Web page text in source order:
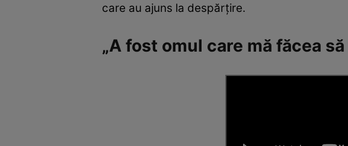
care au ajuns la despărțire.
„A fost omul care mă făcea